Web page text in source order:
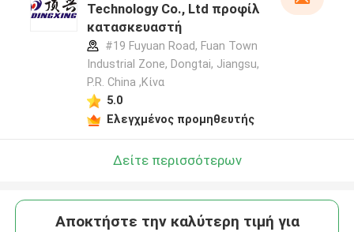
Technology Co., Ltd προφίλ
κατασκευαστή
#19 Fuyuan Road, Fuan Town
Industrial Zone, Dongtai, Jiangsu,
P.R. China ,Κίνα
5.0
Ελεγχμένος προμηθευτής
Δείτε περισσότερων
Αποκτήστε την καλύτερη τιμή για